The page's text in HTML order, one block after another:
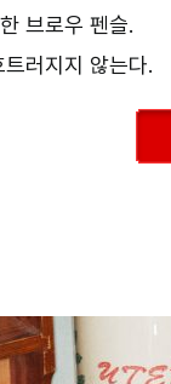
브로우 펜슬.
러지지 않는다.